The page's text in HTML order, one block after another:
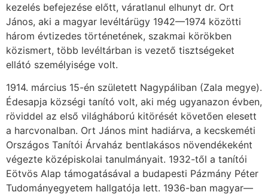
kezelés befejezése előtt, várat­lanul elhunyt dr. Ort
János, aki a magyar levéltárügy 1942—1974 közötti
három évtizedes történetének, szakmai körökben
közismert, több levéltárban is vezető tisztségeket
ellátó személyisége volt.
1914. március 15-én született Nagypáliban (Zala megye).
Édesapja községi tanító volt, aki még ugyanazon évben,
röviddel az első világháború kitörését követően elesett
a harcvo­nalban. Ort János mint hadiárva, a kecskeméti
Országos Tanítói Árvaház bentlakásos nö­vendékeként
végezte középiskolai tanulmányait. 1932-től a tanítói
Eötvös Alap támogatásá­val a budapesti Pázmány Péter
Tudományegyetem hallgatója lett. 1936-ban magyar—